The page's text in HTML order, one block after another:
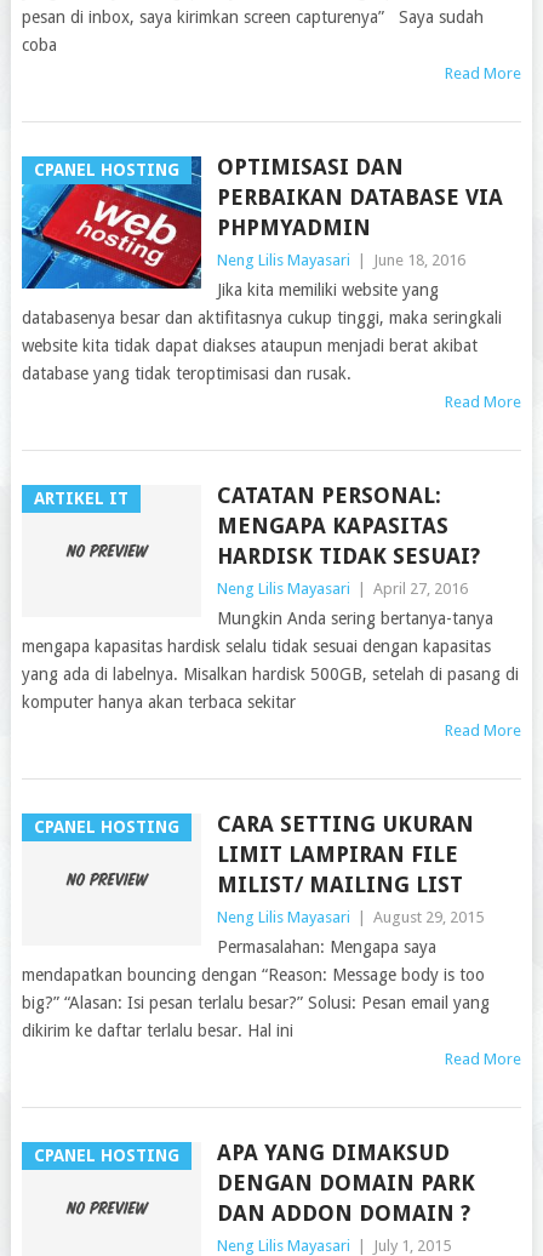
pesan di inbox, saya kirimkan screen capturenya” Saya sudah
coba
Read More
CPANEL HOSTING
OPTIMISASI DAN
PERBAIKAN DATABASE VIA
PHPMYADMIN
Neng Lilis Mayasari June 18, 2016
Jika kita memiliki website yang
databasenya besar dan aktifitasnya cukup tinggi, maka seringkali
website kita tidak dapat diakses ataupun menjadi berat akibat
database yang tidak teroptimisasi dan rusak.
Read More
ARTIKEL IT
CATATAN PERSONAL:
MENGAPA KAPASITAS
HARDISK TIDAK SESUAI?
Neng Lilis Mayasari April 27, 2016
Mungkin Anda sering bertanya-tanya
mengapa kapasitas hardisk selalu tidak sesuai dengan kapasitas
yang ada di labelnya. Misalkan hardisk 500GB, setelah di pasang di
komputer hanya akan terbaca sekitar
Read More
CPANEL HOSTING
CARA SETTING UKURAN
LIMIT LAMPIRAN FILE
MILIST/ MAILING LIST
Neng Lilis Mayasari August 29, 2015
Permasalahan: Mengapa saya
mendapatkan bouncing dengan “Reason: Message body is too
big?” “Alasan: Isi pesan terlalu besar?” Solusi: Pesan email yang
dikirim ke daftar terlalu besar. Hal ini
Read More
CPANEL HOSTING
APA YANG DIMAKSUD
DENGAN DOMAIN PARK
DAN ADDON DOMAIN ?
Neng Lilis Mayasari July 1, 2015